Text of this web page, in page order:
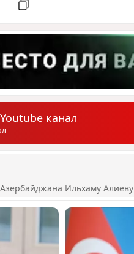
канал
Ильхаму Алиеву